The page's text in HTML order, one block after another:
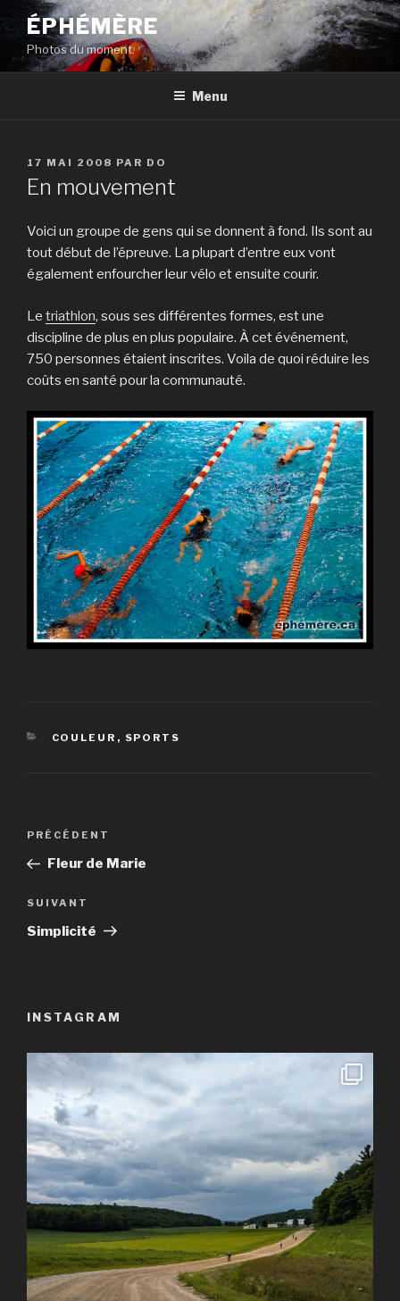
Aller
au
contenu
principal
ÉPHÉMÈRE
Photos du moment.
Menu
PUBLIÉ
LE
17 MAI 2008 PAR DO
En mouvement
Voici un groupe de gens qui se donnent à fond. Ils sont au
tout début de l’épreuve. La plupart d’entre eux vont
également enfourcher leur vélo et ensuite courir.
Le triathlon, sous ses différentes formes, est une
discipline de plus en plus populaire. À cet événement,
750 personnes étaient inscrites. Voila de quoi réduire les
coûts en santé pour la communauté.
CATÉGORIES
COULEUR , SPORTS
Navigation
l’article
Article
précédent
PRÉCÉDENT
Fleur de Marie
Article
suivant
SUIVANT
Simplicité
INSTAGRAM